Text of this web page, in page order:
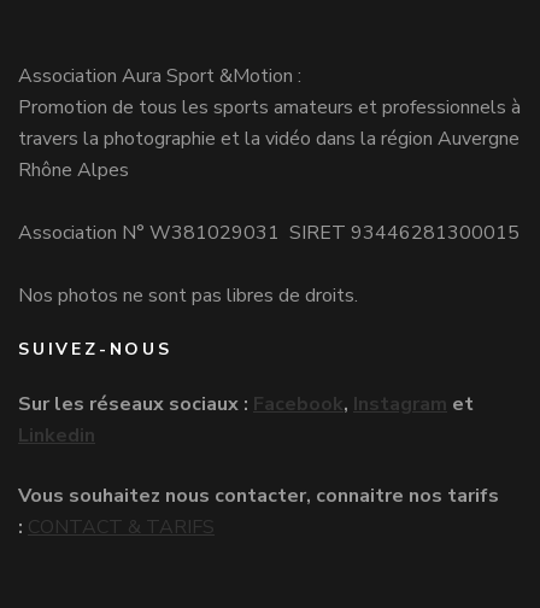
Association Aura Sport &Motion :
Promotion de tous les sports amateurs et professionnels à
travers la photographie et la vidéo dans la région Auvergne
Rhône Alpes
Association N° W381029031 SIRET 93446281300015
Nos photos ne sont pas libres de droits.
SUIVEZ-NOUS
Sur les réseaux sociaux : Facebook, Instagram et
Linkedin
Vous souhaitez nous contacter, connaitre nos tarifs
: CONTACT & TARIFS